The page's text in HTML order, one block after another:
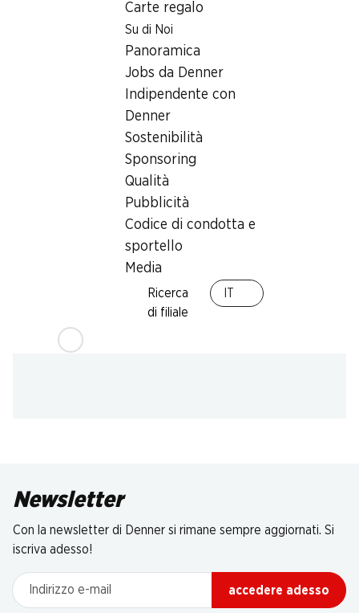
Carte regalo
Su di Noi
Panoramica
Jobs da Denner
Indipendente con
Denner
Sostenibilità
Sponsoring
Qualità
Pubblicità
Codice di condotta e
sportello
Media
Ricerca
di filiale
Prelievo di contanti con Post-Card / M-
Newsletter
Con la newsletter di Denner si rimane sempre aggiornati. Si
iscriva adesso!
Indirizzo e-mail
accedere adesso